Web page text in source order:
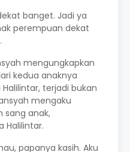
banget. Jadi ya
perempuan dekat
mengungkapkan
kedua anaknya
terjadi bukan
mengaku
sang anak,
Halilintar.
papanya kasih. Aku